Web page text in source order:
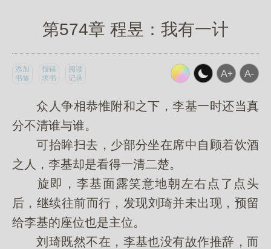
第574章 程昱：我有一计
添加
书签
报错
求书
阅读
记录
众人争相恭惟附和之下，李基一时还当真
分不清谁与谁。
可抬眸扫去，少部分坐在席中自顾着饮酒
之人，李基却是看得一清二楚。
旋即，李基面露笑意地朝左右点了点头
后，继续往前而行，发现刘琦并未出现，预留
给李基的座位也是主位。
刘琦既然不在，李基也没有故作推辞，而